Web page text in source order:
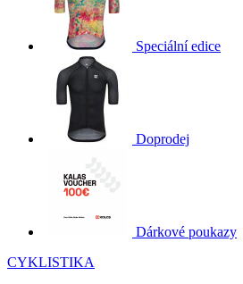
Speciální edice
Doprodej
Dárkové poukazy
CYKLISTIKA